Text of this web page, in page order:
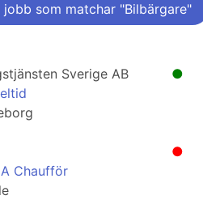
jobb som matchar "Bilbärgare"
●
Sverige AB
●
Chaufför